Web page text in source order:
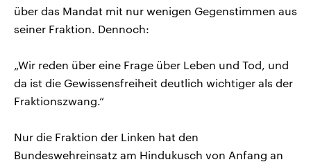
über das Mandat mit nur wenigen Gegenstimmen aus
seiner Fraktion. Dennoch:
„Wir reden über eine Frage über Leben und Tod, und
da ist die Gewissensfreiheit deutlich wichtiger als der
Fraktionszwang.“
Nur die Fraktion der Linken hat den
Bundeswehreinsatz am Hindukusch von Anfang an